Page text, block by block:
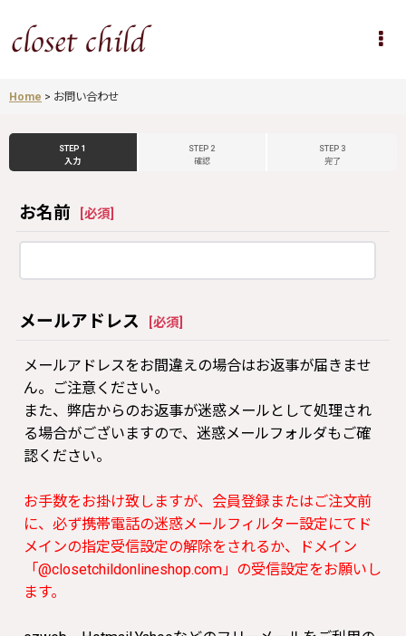
Home > お問い合わせ
STEP 1
入力
STEP 2
確認
STEP 3
完了
お名前 必須
メールアドレス 必須
メールアドレスをお間違えの場合はお返事が届きませ
ん。ご注意ください。
また、弊店からのお返事が迷惑メールとして処理され
る場合がございますので、迷惑メールフォルダもご確
認ください。
お手数をお掛け致しますが、会員登録またはご注文前
に、必ず携帯電話の迷惑メールフィルター設定にてド
メインの指定受信設定の解除をされるか、ドメイン
「@closetchildonlineshop.com」の受信設定をお願いし
ます。